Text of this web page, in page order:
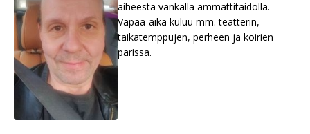
aiheesta vankalla ammattitaidolla.
Vapaa-aika kuluu mm. teatterin,
taikatemppujen, perheen ja koirien
parissa.